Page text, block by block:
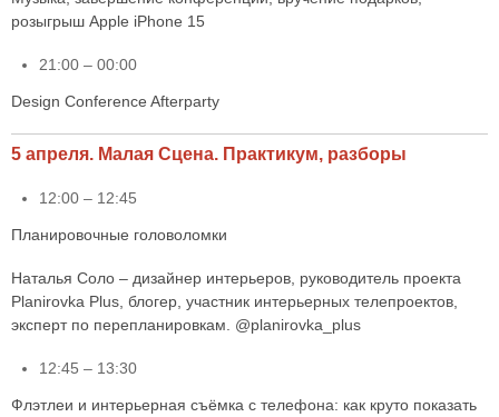
розыгрыш Apple iPhone 15
21:00 – 00:00
Design Conference Afterparty
5 апреля. Малая Сцена. Практикум, разборы
12:00 – 12:45
Планировочные головоломки
Наталья Соло – дизайнер интерьеров, руководитель проекта
Planirovka Plus, блогер, участник интерьерных телепроектов,
эксперт по перепланировкам. @planirovka_plus
12:45 – 13:30
Флэтлеи и интерьерная съёмка с телефона: как круто показать